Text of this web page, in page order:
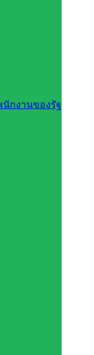
นักงานของรัฐ